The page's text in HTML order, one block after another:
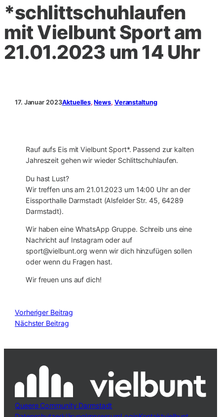
*schlittschuhlaufen
mit Vielbunt Sport am
21.01.2023 um 14 Uhr
17. Januar 2023Aktuelles, News, Veranstaltung
Rauf aufs Eis mit Vielbunt Sport*. Passend zur kalten
Jahreszeit gehen wir wieder Schlittschuhlaufen.
Du hast Lust?
Wir treffen uns am 21.01.2023 um 14:00 Uhr an der
Eissporthalle Darmstadt (Alsfelder Str. 45, 64289
Darmstadt).
Wir haben eine WhatsApp Gruppe. Schreib uns eine
Nachricht auf Instagram oder auf
sport@vielbunt.org wenn wir dich hinzufügen sollen
oder wenn du Fragen hast.
Wir freuen uns auf dich!
Vorheriger Beitrag
Nächster Beitrag
Queere Community Darmstadt